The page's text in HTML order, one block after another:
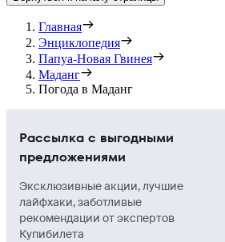
Главная
Энциклопедия
Папуа-Новая Гвинея
Маданг
Погода в Маданг
Рассылка с выгодными
предложениями
Эксклюзивные акции, лучшие
лайфхаки, заботливые
рекомендации от экспертов
Купибилета